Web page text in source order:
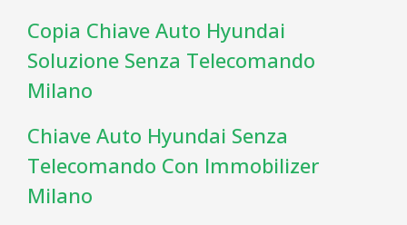
Copia Chiave Auto Hyundai
Soluzione Senza Telecomando
Milano
Chiave Auto Hyundai Senza
Telecomando Con Immobilizer
Milano